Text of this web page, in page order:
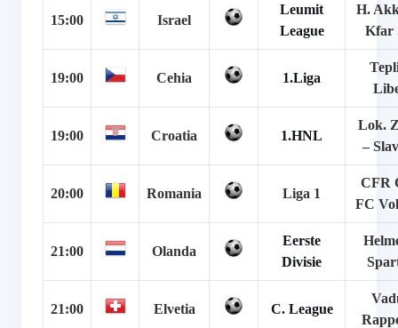
15:00 Israel
Leumit
League
H.
Kfar
19:00 Cehia 1.Liga
19:00 Croatia 1.HNL
Lok.
–
20:00 Romania Liga 1
CFR
FC
21:00 Olanda
Eerste
Divisie
21:00 Elvetia C. League